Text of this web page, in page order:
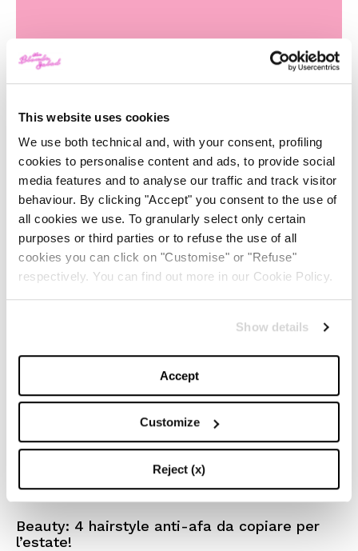
This website uses cookies
We use both technical and, with your consent, profiling
cookies to personalise content and ads, to provide social
media features and to analyse our traffic and track visitor
behaviour. By clicking "Accept" you consent to the use of
all cookies we use. To granularly select only certain
purposes or third parties or to refuse the use of all
cookies you can click on "Customise" or "Refuse"
respectively. You can find out more in our Cookie Policy.
Show details
Accept
Customize
Reject (x)
Pink hair: tutte le celebrities con i capelli rosa
come Chiara Ferragni!
HAIR&NAILS -13/07/2018
Beauty: 4 hairstyle anti-afa da copiare per
l’estate!